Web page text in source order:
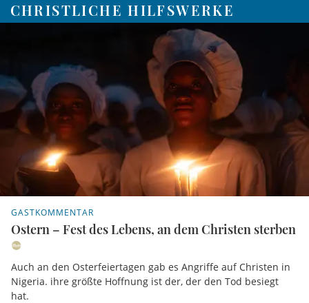
CHRISTLICHE HILFSWERKE
GASTKOMMENTAR
Ostern – Fest des Lebens, an dem Christen sterben
Auch an den Osterfeiertagen gab es Angriffe auf Christen in
Nigeria. ihre größte Hoffnung ist der, der den Tod besiegt
hat.